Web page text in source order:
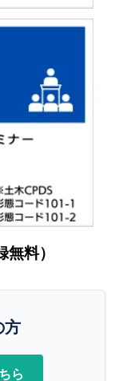
料）
方
ら